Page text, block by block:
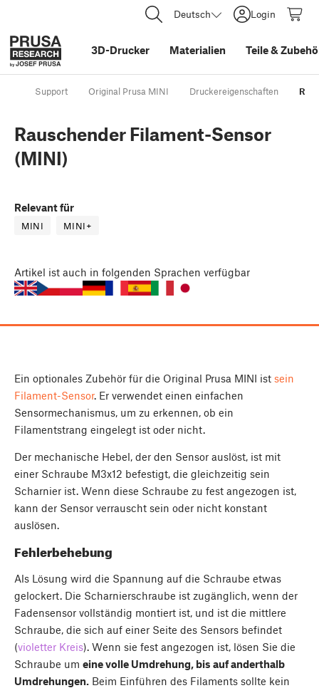
Deutsch Login
3D-Drucker Materialien Teile&
Support Original Prusa MINI Druckereigenschaften
Rauschender Filament-Sensor
(MINI)
Relevant für
MINI MINI+
Artikel ist auch in folgenden Sprachen verfügbar
Ein optionales Zubehör für die Original Prusa MINI ist sein
Filament-Sensor. Er verwendet einen einfachen
Sensormechanismus, um zu erkennen, ob ein
Filamentstrang eingelegt ist oder nicht.
Der mechanische Hebel, der den Sensor auslöst, ist mit
einer Schraube M3x12 befestigt, die gleichzeitig sein
Scharnier ist. Wenn diese Schraube zu fest angezogen ist,
kann der Sensor verrauscht sein oder nicht konstant
auslösen.
Fehlerbehebung
Als Lösung wird die Spannung auf die Schraube etwas
gelockert. Die Scharnierschraube ist zugänglich, wenn der
Fadensensor vollständig montiert ist, und ist die mittlere
Schraube, die sich auf einer Seite des Sensors befindet
(violetter Kreis). Wenn sie fest angezogen ist, lösen Sie die
Schraube um eine volle Umdrehung, bis auf anderthalb
Umdrehungen. Beim Einführen des Filaments sollte kein